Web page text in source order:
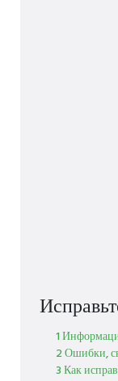
1
2 Ошибки,
3 Как